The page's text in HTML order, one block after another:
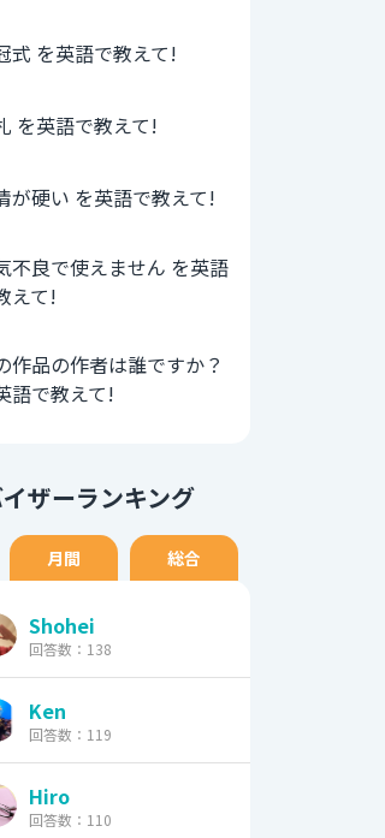
式 を英語で教えて!
を英語で教えて!
が硬い を英語で教えて!
不良で使えません を英語
えて!
作品の作者は誰ですか？
語で教えて!
ザーランキング
月間 総合
Shohei
回答数：138
Ken
回答数：119
Hiro
回答数：110